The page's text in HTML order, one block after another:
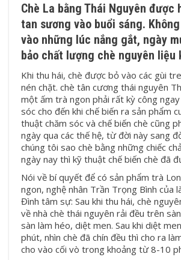
Chè La bằng Thái Nguyên được
tan sương vào buổi sáng.
vào những lúc nắng gắt, ngày
bảo chất lượng chè nguyên liệu
Khi thu hái, chè được bỏ vào các gùi
nén chặt. chè tân cương thái nguyên
một ấm trà ngon phải rất kỳ công
sóc cho đến khi chế biến ra sản phẩm
thuật chăm sóc và chế biến chè cũng
ngày qua các thế hệ, từ đời này sang
chúng tôi sao chè bằng những chiếc
ngày nay thì kỹ thuật chế biến chè đã
Nói về bí quyết để có sản phẩm trà
ngon, nghệ nhân Trần Trọng Bình của
Đình tâm sự: Sau khi thu hái, chè
về nhà chè thái nguyên rải đều trên
sàn làm héo, diệt men. Sau khi diệt
phút, nhìn chè đã chín đều thì cho ra
cho vào cối vò trong khoảng từ 8-10